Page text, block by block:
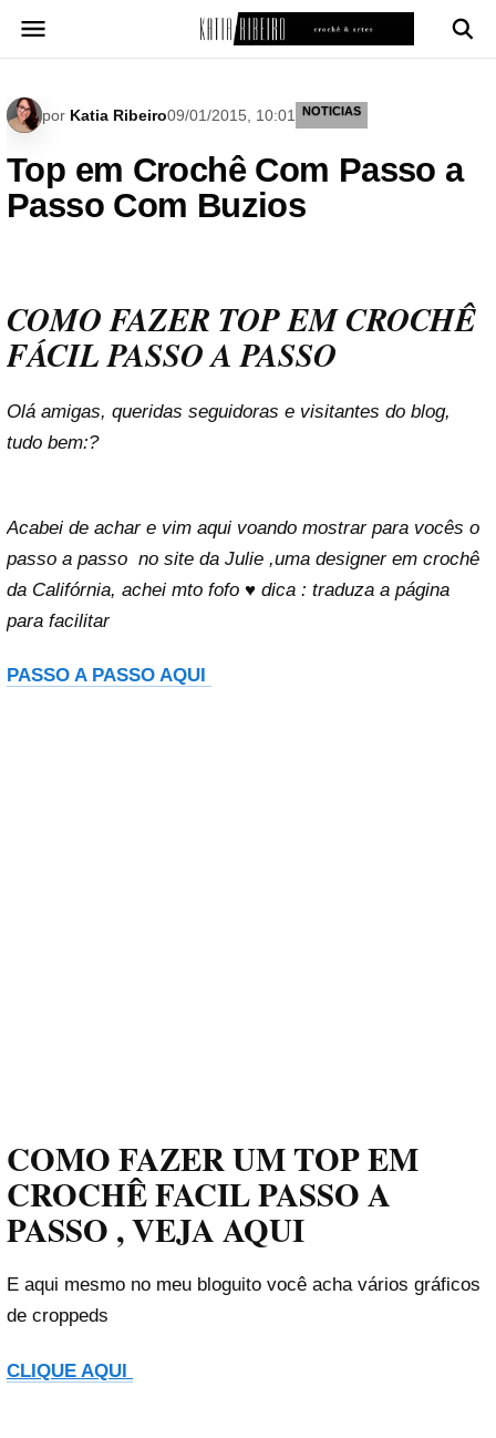
para
por Katia Ribeiro09/01/2015, 10:01 NOTICIAS
Top em Crochê Com Passo a
Passo Com Buzios
COMO FAZER TOP EM CROCHÊ
FÁCIL PASSO A PASSO
Olá amigas, queridas seguidoras e visitantes do blog,
tudo bem:?
Acabei de achar e vim aqui voando mostrar para vocês o
passo a passo no site da Julie ,uma designer em crochê
da Califórnia, achei mto fofo ♥ dica : traduza a página
para facilitar
PASSO A PASSO AQUI
COMO FAZER UM TOP EM
CROCHÊ FACIL PASSO A
PASSO , VEJA AQUI
E aqui mesmo no meu bloguito você acha vários gráficos
de croppeds
CLIQUE AQUI